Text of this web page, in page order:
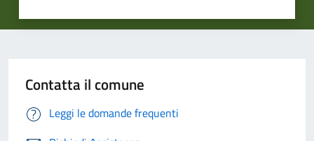
Contatta il comune
Leggi le domande frequenti